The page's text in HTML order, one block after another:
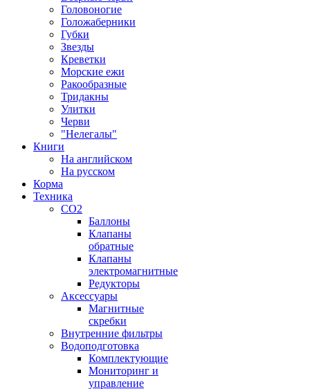
Головоногие
Голожаберники
Губки
Звезды
Креветки
Морские ежи
Ракообразные
Тридакны
Улитки
Черви
"Нелегалы"
Книги
На английском
На русском
Корма
Техника
CO2
Баллоны
Клапаны
обратные
Клапаны
электромагнитные
Редукторы
Аксессуары
Магнитные
скребки
Внутренние фильтры
Водоподготовка
Комплектующие
Мониторинг и
управление